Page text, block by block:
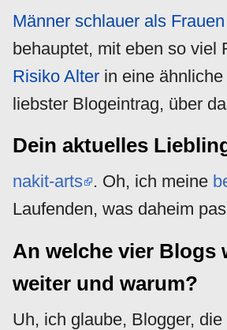
Männer schlauer als Frauen
behauptet, mit eben so viel
Risiko Alter in eine
liebster Blogeintrag, über
Dein aktuelles
nakit-arts . Oh, ich meine
Laufenden, was daheim
An welche vier Blogs
weiter und warum?
Uh, ich glaube, Blogger,